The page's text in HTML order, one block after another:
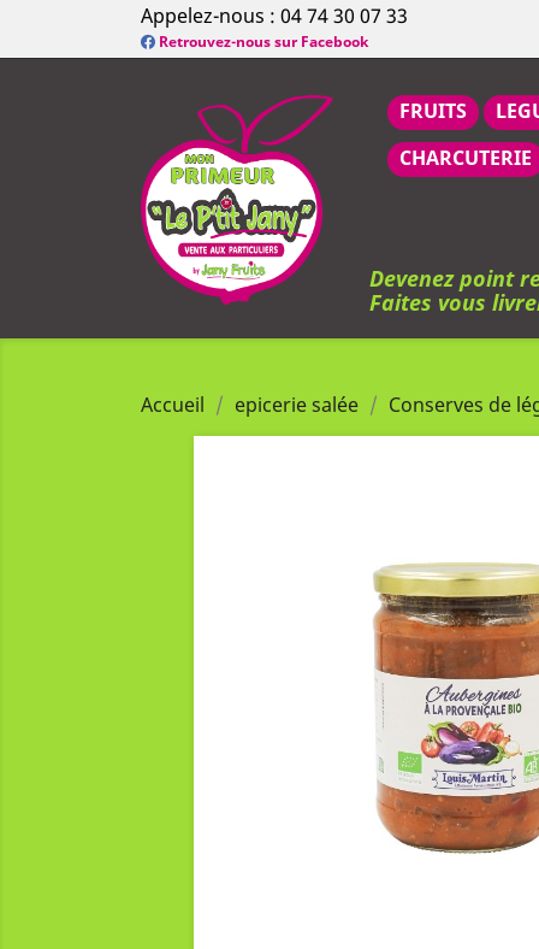
Appelez-nous : 04 74 30 07 33
Retrouvez-nous sur Facebook
FRUITS
CHARCUTERIE
Devenez point
Faites vous
Accueil epicerie salée Conserves de